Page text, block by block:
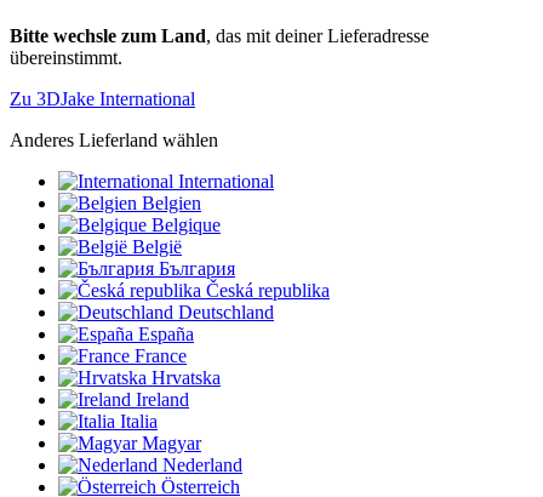
Bitte wechsle zum Land, das mit deiner Lieferadresse
übereinstimmt.
Zu 3DJake International
Anderes Lieferland wählen
International
Belgien
Belgique
België
България
Česká republika
Deutschland
España
France
Hrvatska
Ireland
Italia
Magyar
Nederland
Österreich